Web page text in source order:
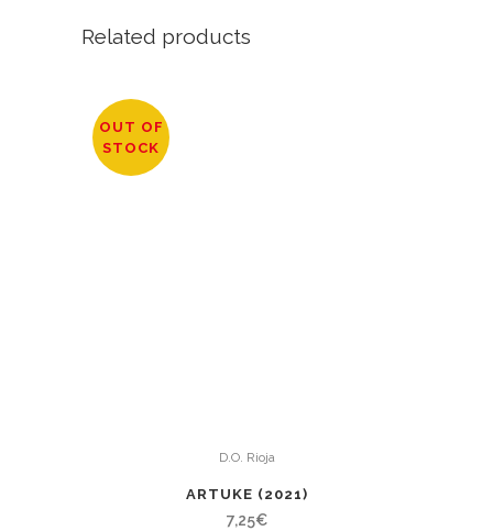
Related products
OUT OF
STOCK
D.O. Rioja
ARTUKE (2021)
7,25€